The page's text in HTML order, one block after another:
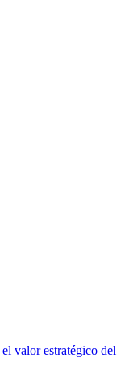
valor estratégico del